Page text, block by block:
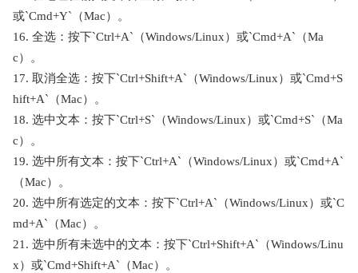
或`Cmd+Y`（Mac）。
16. 全选：按下`Ctrl+A`（Windows/Linux）或`Cmd+A`（Ma
c）。
17. 取消全选：按下`Ctrl+Shift+A`（Windows/Linux）或`Cmd+S
hift+A`（Mac）。
18. 选中文本：按下`Ctrl+S`（Windows/Linux）或`Cmd+S`（Ma
c）。
19. 选中所有文本：按下`Ctrl+A`（Windows/Linux）或`Cmd+A`
（Mac）。
20. 选中所有选定的文本：按下`Ctrl+A`（Windows/Linux）或`C
md+A`（Mac）。
21. 选中所有未选中的文本：按下`Ctrl+Shift+A`（Windows/Linu
x）或`Cmd+Shift+A`（Mac）。